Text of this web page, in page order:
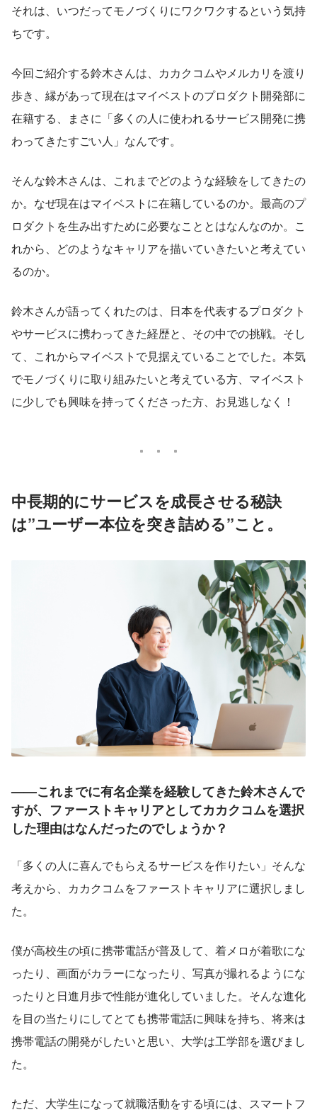
それは、いつだってモノづくりにワクワクするという気持
ちです。
今回ご紹介する鈴木さんは、カカクコムやメルカリを渡り
歩き、縁があって現在はマイベストのプロダクト開発部に
在籍する、まさに「多くの人に使われるサービス開発に携
わってきたすごい人」なんです。
そんな鈴木さんは、これまでどのような経験をしてきたの
か。なぜ現在はマイベストに在籍しているのか。最高のプ
ロダクトを生み出すために必要なこととはなんなのか。こ
れから、どのようなキャリアを描いていきたいと考えてい
るのか。
鈴木さんが語ってくれたのは、日本を代表するプロダクト
やサービスに携わってきた経歴と、その中での挑戦。そし
て、これからマイベストで見据えていることでした。本気
でモノづくりに取り組みたいと考えている方、マイベスト
に少しでも興味を持ってくださった方、お見逃しなく！
中長期的にサービスを成長させる秘訣
は”ユーザー本位を突き詰める”こと。
——これまでに有名企業を経験してきた鈴木さんで
すが、ファーストキャリアとしてカカクコムを選択
した理由はなんだったのでしょうか？
「多くの人に喜んでもらえるサービスを作りたい」そんな
考えから、カカクコムをファーストキャリアに選択しまし
た。
僕が高校生の頃に携帯電話が普及して、着メロが着歌にな
ったり、画面がカラーになったり、写真が撮れるようにな
ったりと日進月歩で性能が進化していました。そんな進化
を目の当たりにしてとても携帯電話に興味を持ち、将来は
携帯電話の開発がしたいと思い、大学は工学部を選びまし
た。
ただ、大学生になって就職活動をする頃には、スマートフ